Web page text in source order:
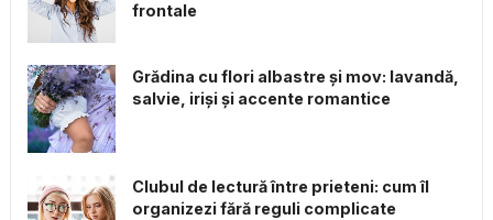
frontale
Grădina cu flori albastre și mov: lavandă,
salvie, iriși și accente romantice
Clubul de lectură între prieteni: cum îl
organizezi fără reguli complicate